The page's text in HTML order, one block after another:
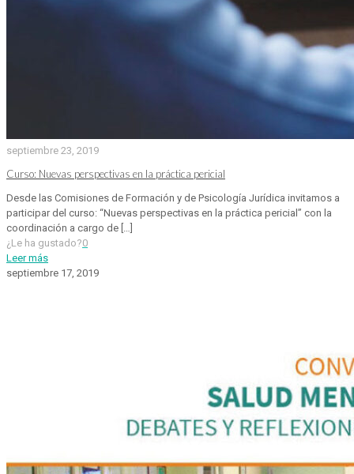
septiembre 23, 2019
Curso: Nuevas perspectivas en la práctica pericial
Desde las Comisiones de Formación y de Psicología Jurídica invitamos a
participar del curso: “Nuevas perspectivas en la práctica pericial” con la
coordinación a cargo de […]
¿Le ha gustado?0
Leer más
septiembre 17, 2019